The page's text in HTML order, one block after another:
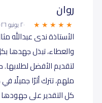
روان
٢٠ يونيو ٢٠٢٦
الأستاذة ندى عبدالله
والعطاء، تبذل جهدها
لتقديم الأفضل
ملهم، تترك أثرًا جميلًا
كل التقدير على جهودها